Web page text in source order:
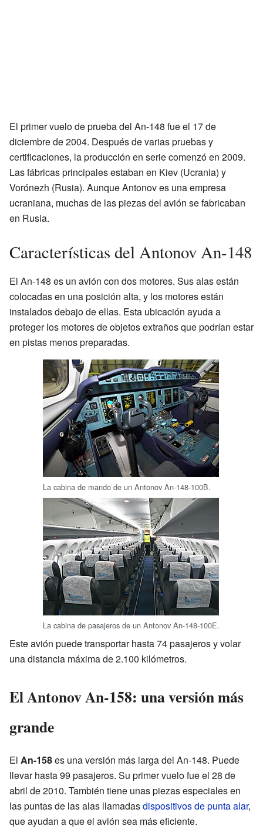
El primer vuelo de prueba del An-148 fue el 17 de
diciembre de 2004. Después de varias pruebas y
certificaciones, la producción en serie comenzó en 2009.
Las fábricas principales estaban en Kiev (Ucrania) y
Vorónezh (Rusia). Aunque Antonov es una empresa
ucraniana, muchas de las piezas del avión se fabricaban
en Rusia.
Características del Antonov An-148
El An-148 es un avión con dos motores. Sus alas están
colocadas en una posición alta, y los motores están
instalados debajo de ellas. Esta ubicación ayuda a
proteger los motores de objetos extraños que podrían estar
en pistas menos preparadas.
La cabina de mando de un Antonov An-148-100B.
La cabina de pasajeros de un Antonov An-148-100E.
Este avión puede transportar hasta 74 pasajeros y volar
una distancia máxima de 2.100 kilómetros.
El Antonov An-158: una versión más
grande
El An-158es una versión más larga del An-148. Puede
llevar hasta 99 pasajeros. Su primer vuelo fue el 28 de
abril de 2010. También tiene unas piezas especiales en
las puntas de las alas llamadasdispositivos de punta alar,
que ayudan a que el avión sea más eficiente.